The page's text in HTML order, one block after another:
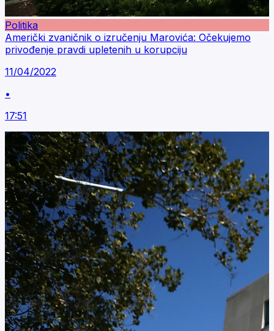
Politika
Američki zvaničnik o izručenju Marovića: Očekujemo
privođenje pravdi upletenih u korupciju
11/04/2022
•
17:51